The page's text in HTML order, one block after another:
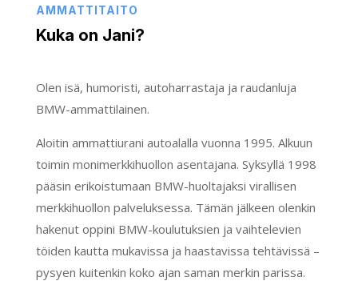
AMMATTITAITO
Kuka on Jani?
Olen isä, humoristi, autoharrastaja ja raudanluja
BMW-ammattilainen.
Aloitin ammattiurani autoalalla vuonna 1995. Alkuun
toimin monimerkkihuollon asentajana. Syksyllä 1998
pääsin erikoistumaan BMW-huoltajaksi virallisen
merkkihuollon palveluksessa. Tämän jälkeen olenkin
hakenut oppini BMW-koulutuksien ja vaihtelevien
töiden kautta mukavissa ja haastavissa tehtävissä –
pysyen kuitenkin koko ajan saman merkin parissa.